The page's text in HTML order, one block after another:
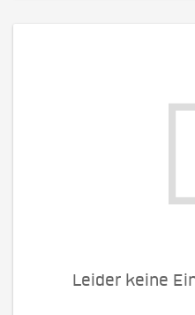
Leider keine